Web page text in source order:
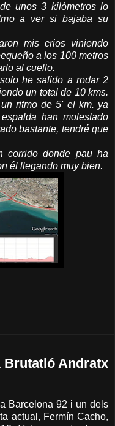
unos 3 kilómetros lo
a ver si bajaba su
mis crios viniendo
a los 100 metros
al cuello.
he salido a rodar 2
un total de 10 kms.
ritmo de 5' el km. ya
han molestado
bastante, tendré que
corrido donde pau ha
él llegando muy bien.
Brutatló Andratx
Barcelona 92 i un dels
actual, Fermín Cacho,